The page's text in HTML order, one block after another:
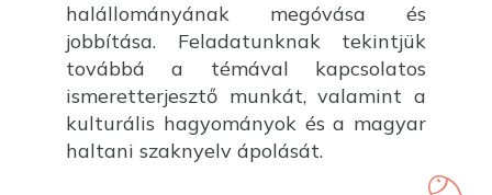
halállományának megóvása és
jobbítása. Feladatunknak tekintjük
továbbá a témával kapcsolatos
ismeretterjesztő munkát, valamint a
kulturális hagyományok és a magyar
haltani szaknyelv ápolását.